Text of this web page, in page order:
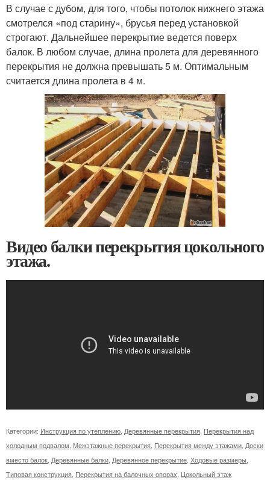
В случае с дубом, для того, чтобы потолок нижнего этажа
смотрелся «под старину», брусья перед установкой
строгают. Дальнейшее перекрытие ведется поверх
балок. В любом случае, длина пролета для деревянного
перекрытия не должна превышать 5 м. Оптимальным
считается длина пролета в 4 м.
Видео балки перекрытия цокольного
этажа.
Категории: Инструкция по утеплению, Деревянные перекрытия, Перекрытия над
холодным подвалом, Межэтажные перекрытия, Перекрытия между этажами, Доски
вместо балок, Деревянные балки, Деревянное перекрытие, Ходовые размеры,
Типовая конструкция, Перекрытия на балочных опорах, Цокольный этаж